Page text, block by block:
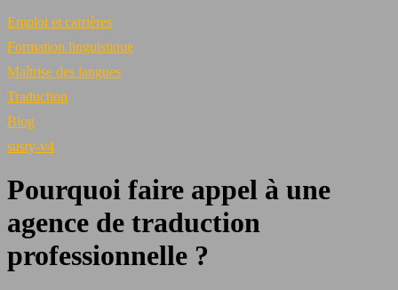
Emploi et carrières
Formation linguistique
Maîtrise des langues
Traduction
Blog
susty-v4
Pourquoi faire appel à une
agence de traduction
professionnelle ?